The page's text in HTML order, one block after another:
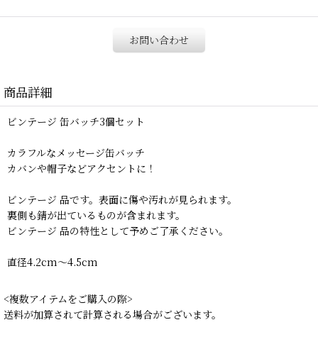
お問い合わせ
商品詳細
ビンテージ 缶バッチ3個セット
カラフルなメッセージ缶バッチ
カバンや帽子などアクセントに！
ビンテージ 品です。表面に傷や汚れが見られます。
裏側も錆が出ているものが含まれます。
ビンテージ 品の特性として予めご了承ください。
直径4.2cm〜4.5cm
<複数アイテムをご購入の際>
送料が加算されて計算される場合がございます。